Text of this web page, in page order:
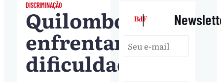
DISCRIMINAÇÃO
Quilombolas
enfrentam
dificuldades
|